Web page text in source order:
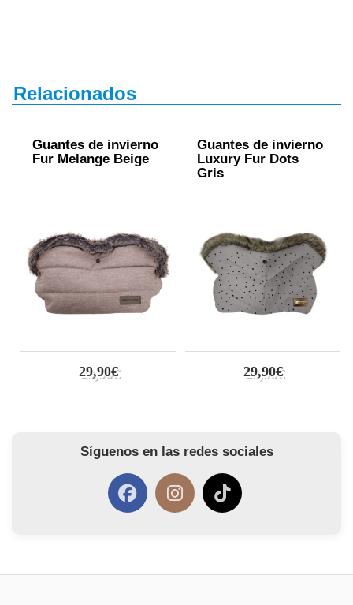
Relacionados
Guantes de invierno
Fur Melange Beige
29,90€
Guantes de invierno
Luxury Fur Dots
Gris
29,90€
Síguenos en las redes sociales